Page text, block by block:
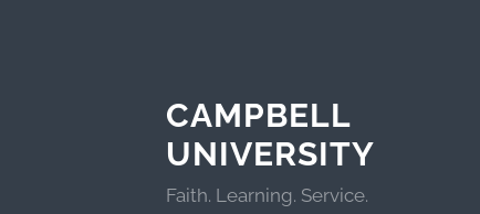
CAMPBELL
UNIVERSITY
Faith. Learning. Service.